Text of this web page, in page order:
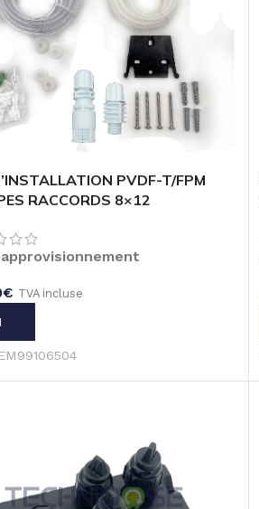
PVDF-T/FPM
RACCORDS 8×12
€ TVA incluse
AU PANIER
EM99106504